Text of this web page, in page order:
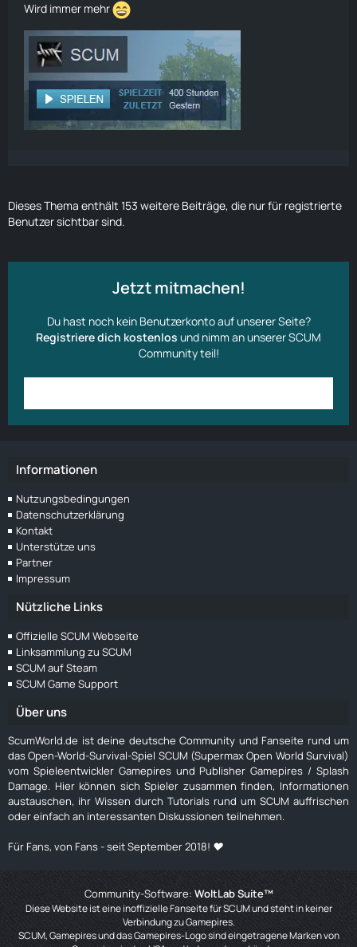
Wird immer mehr
Dieses Thema enthält 153 weitere Beiträge, die nur für registrierte
Benutzer sichtbar sind.
Jetzt mitmachen!
Du hast noch kein Benutzerkonto auf unserer Seite?
Registriere dich kostenlos und nimm an unserer SCUM
Community teil!
Informationen
Nutzungsbedingungen
Datenschutzerklärung
Kontakt
Unterstütze uns
Partner
Impressum
Nützliche Links
Offizielle SCUM Webseite
Linksammlung zu SCUM
SCUM auf Steam
SCUM Game Support
Über uns
ScumWorld.de ist deine deutsche Community und Fanseite rund um
das Open-World-Survival-Spiel SCUM (Supermax Open World Survival)
vom Spieleentwickler Gamepires und Publisher Gamepires / Splash
Damage. Hier können sich Spieler zusammen finden, Informationen
austauschen, ihr Wissen durch Tutorials rund um SCUM auffrischen
oder einfach an interessanten Diskussionen teilnehmen.
Für Fans, von Fans - seit September 2018! ❤️
Community-Software: WoltLab Suite™
Diese Website ist eine inoffizielle Fanseite für SCUM und steht in keiner
Verbindung zu Gamepires.
SCUM, Gamepires und das Gamepires-Logo sind eingetragene Marken von